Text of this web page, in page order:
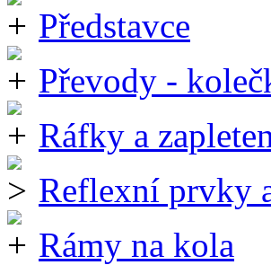
Představce
Převody -
Ráfky a
Reflexní prvky
Rámy na kola